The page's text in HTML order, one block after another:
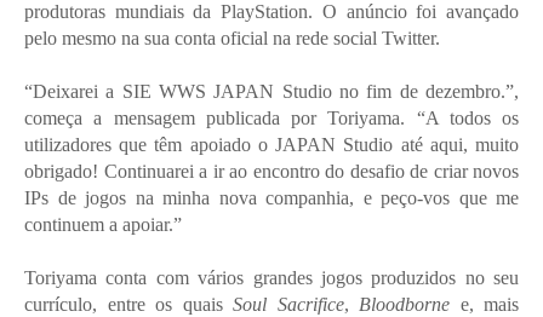
produtoras mundiais da PlayStation. O anúncio foi avançado
pelo mesmo na sua conta oficial na rede social Twitter.
“Deixarei a SIE WWS JAPAN Studio no fim de dezembro.”,
começa a mensagem publicada por Toriyama. “A todos os
utilizadores que têm apoiado o JAPAN Studio até aqui, muito
obrigado! Continuarei a ir ao encontro do desafio de criar novos
IPs de jogos na minha nova companhia, e peço-vos que me
continuem a apoiar.”
Toriyama conta com vários grandes jogos produzidos no seu
currículo, entre os quais Soul Sacrifice, Bloodborne e, mais